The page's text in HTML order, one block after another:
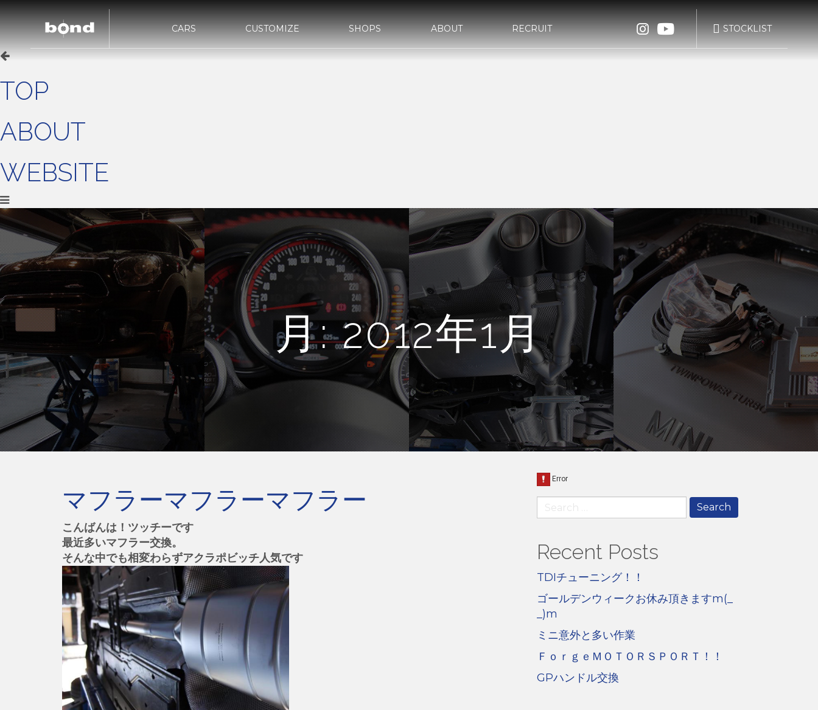
CARS CUSTOMIZE SHOPS ABOUT RECRUIT STOCKLIST
TOP
ABOUT
WEBSITE
月:2012年1月
マフラーマフラーマフラー
こんばんは！ツッチーです
最近多いマフラー交換。
そんな中でも相変わらずアクラポビッチ人気です
Search
for:
Recent Posts
TDIチューニング！！
ゴールデンウィークお休み頂きますm(_
_)m
ミニ意外と多い作業
ＦｏｒｇｅＭＯＴＯＲＳＰＯＲＴ！！
GPハンドル交換